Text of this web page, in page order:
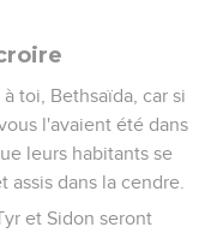
toi, Bethsaïda, car si
l'avaient été dans
leurs habitants se
assis dans la cendre.
et Sidon seront